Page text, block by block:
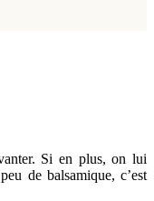
Si en plus, on lui
de balsamique, c’est